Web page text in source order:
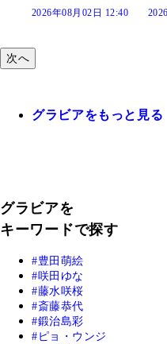
2026年08月02日 12:35
次へ
グラビアをもっと見る
グラビアを
キーワードで探す
豊田萌絵
咲田ゆな
藤水咲桜
斎藤恭代
鍛治島彩
ピョ・ウンジ